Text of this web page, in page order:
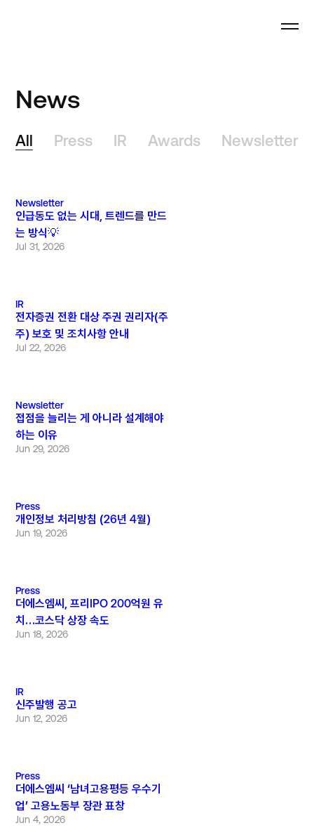
News
All Press IR Awards Newsletter
Newsletter
인급동도 없는 시대, 트렌드를 만드
는 방식💡
Jul 31, 2026
IR
전자증권 전환 대상 주권 권리자(주
주) 보호 및 조치사항 안내
Jul 22, 2026
Newsletter
접점을 늘리는 게 아니라 설계해야
하는 이유
Jun 29, 2026
Press
개인정보 처리방침 (26년 4월)
Jun 19, 2026
Press
더에스엠씨, 프리IPO 200억원 유
치…코스닥 상장 속도
Jun 18, 2026
IR
신주발행 공고
Jun 12, 2026
Press
더에스엠씨 ‘남녀고용평등 우수기
업’ 고용노동부 장관 표창
Jun 4, 2026